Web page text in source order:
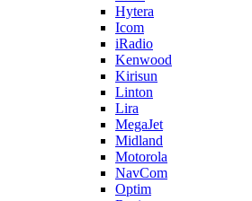
Hytera
Icom
iRadio
Kenwood
Kirisun
Linton
Lira
MegaJet
Midland
Motorola
NavCom
Optim